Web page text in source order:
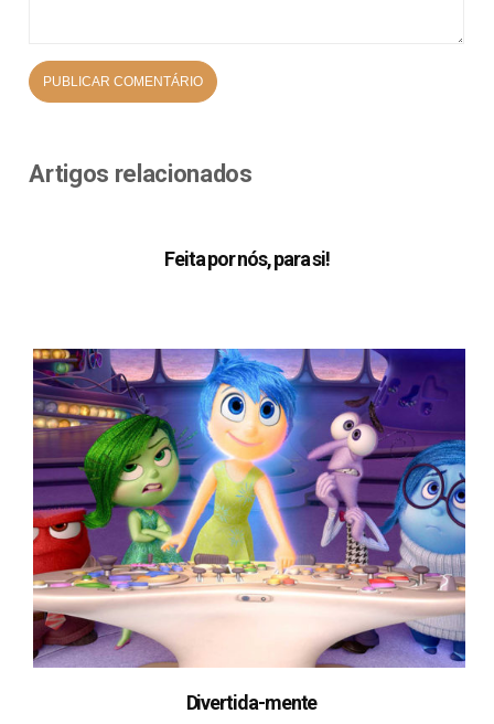
Artigos relacionados
Feita por nós, para si!
Divertida-mente